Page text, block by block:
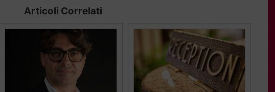
Articoli Correlati